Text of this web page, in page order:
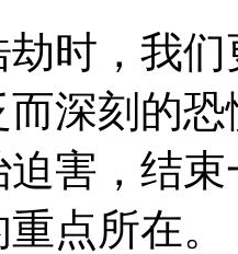
时，我
深刻的
害，结
点所在。